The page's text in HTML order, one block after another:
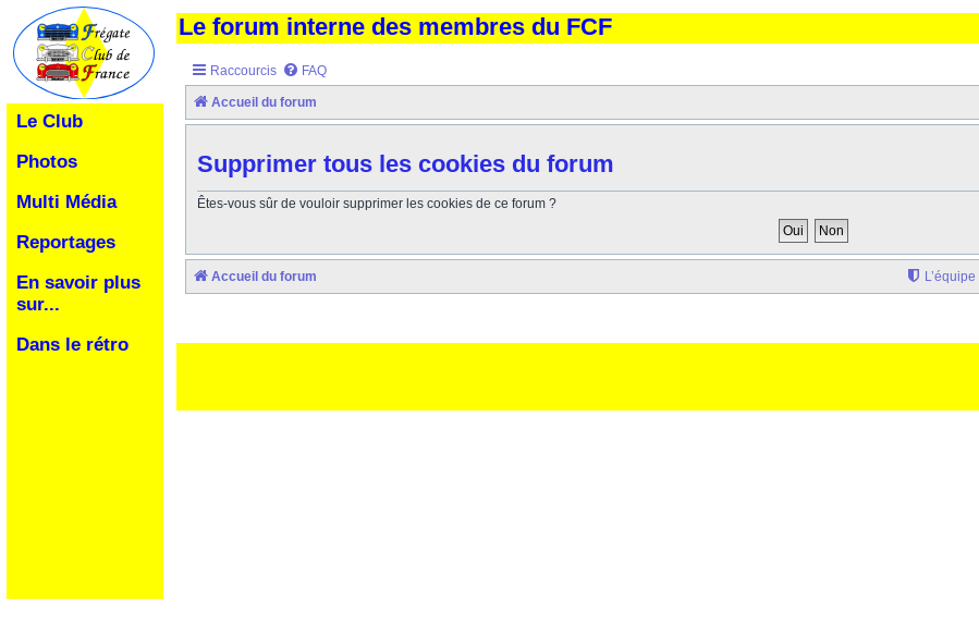
Le Club
Photos
Multi Média
Reportages
En savoir plus
sur...
Dans le rétro
Le forum interne des membres du FCF
Raccourcis FAQ
Accueil du forum
Supprimer tous les cookies du forum
Êtes-vous sûr de vouloir supprimer les cookies de ce forum ?
Accueil du forum L’équipe